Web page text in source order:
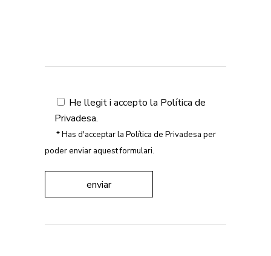
He llegit i accepto la Política de
Privadesa.
* Has d'acceptar la Política de Privadesa per
poder enviar aquest formulari.
enviar